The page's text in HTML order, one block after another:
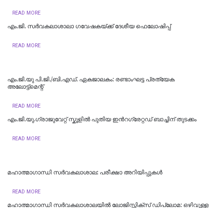
READ MORE
എം.ജി. സര്‍വകലാശാലാ ഗവേഷകയ്ക്ക് ദേശീയ ഫെലോഷിപ്പ്
READ MORE
എം.ജി.യു പി.ജി./ബി.എഡ്. ഏകജാലകം: രണ്ടാംഘട്ട പ്രത്യേക
അലോട്ട്മെന്റ്
READ MORE
എം.ജി.യു.ഗ്രാജുവേറ്റ് സ്കൂളില്‍ പുതിയ ഇന്‍റഗ്രേറ്റഡ് ബാച്ചിന് തുടക്കം
READ MORE
മഹാത്മാഗാന്ധി സർവകലാശാല: പരീക്ഷാ അറിയിപ്പുകൾ
READ MORE
മഹാത്മാഗാന്ധി സര്‍വകലാശാലയില്‍ ലോജിസ്റ്റിക്സ് ഡിപ്ലോമ: ഒഴിവുള്ള